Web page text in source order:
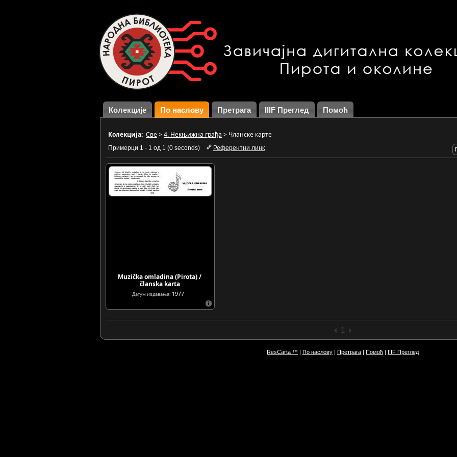
Колекције По наслову Претрага IIIF Преглед Помоћ
Колекција: Све>4. Некњижна грађа > Чланске карте
Примерци 1 - 1 од 1 (0 seconds) Референтни линк
Muzička omladina (Pirota) /
članska karta
Датум издавања: 1977
1
ResCarta ™ | По наслову | Претрага | Помоћ | IIIF Преглед